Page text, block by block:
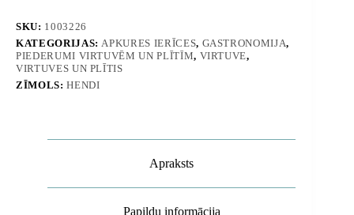
-
Hendi
808405
daudzums
SKU: 1003226
KATEGORIJAS:APKURES IERĪCES, GASTRONOMIJA,
PIEDERUMI VIRTUVĒM UN PLĪTĪM, VIRTUVE,
VIRTUVES UN PLĪTIS
ZĪMOLS:HENDI
Apraksts
Papildu informācija